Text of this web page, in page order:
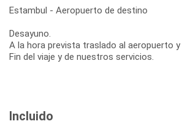
Estambul - Aeropuerto de destino
Desayuno.
A la hora prevista traslado al aeropuerto y
Fin del viaje y de nuestros servicios.
Incluido